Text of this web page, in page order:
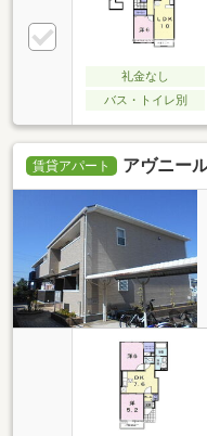
礼金なし
バス・トイレ別
賃貸アパート アヴニー